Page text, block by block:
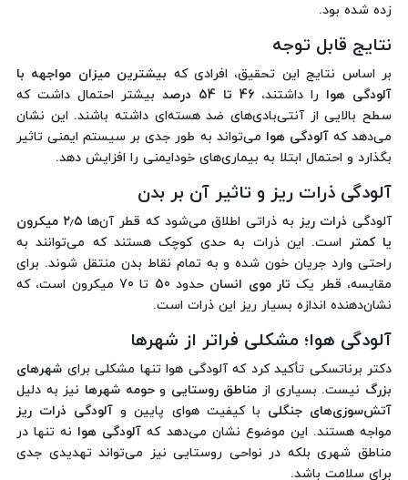
زده شده بود.
نتایج قابل توجه
بر اساس نتایج این تحقیق، افرادی که بیشترین میزان مواجهه با
آلودگی هوا را داشتند، 46 تا 54 درصد
بیشتر احتمال داشت که
سطح بالایی از آنتی‌بادی‌های ضد هسته‌ای داشته باشند. این نشان
می‌دهد کهآلودگی هوا می‌تواند به طور جدی بر سیستم ایمنی تاثیر
بگذارد و احتمال ابتلا به بیماری‌های خودایمنی را افزایش دهد.
آلودگی ذرات ریز و تاثیر آن بر بدن
آلودگی ذرات ریز به ذراتی اطلاق می‌شود که قطر آن‌ها
۲٫۵ میکرون
یا کمتر
است. این ذرات به حدی کوچک هستند که می‌توانند به
راحتی وارد جریان خون شده و به تمام نقاط بدن منتقل شوند. برای
مقایسه، قطر یک تار موی انسان
حدود 50 تا 70 میکرون است، که
نشان‌دهنده اندازه بسیار ریز این ذرات است.
آلودگی هوا؛ مشکلی فراتر از شهرها
دکتر برناتسکی تأکید کرد که آلودگی هوا تنها مشکلی برای شهرهای
بزرگ نیست. بسیاری از مناطق روستایی وحومه شهرها نیز به دلیل
آتش‌سوزی‌های جنگلی با کیفیت هوای پایین و آلودگی ذرات ریز
مواجه هستند. این موضوع نشان می‌دهد که آلودگی هوا نه تنها در
مناطق شهری بلکه در نواحی روستایی نیز می‌تواند تهدیدی جدی
برای سلامت باشد.